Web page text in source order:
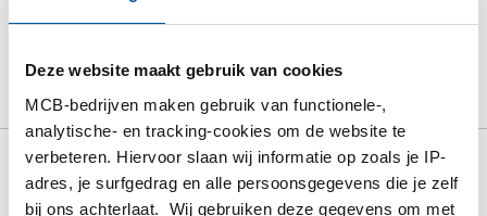
Deze website maakt gebruik van cookies
MCB-bedrijven maken gebruik van functionele-,
analytische- en tracking-cookies om de website te
verbeteren. Hiervoor slaan wij informatie op zoals je IP-
adres, je surfgedrag en alle persoonsgegevens die je zelf
bij ons achterlaat. Wij gebruiken deze gegevens om met
Downloads Specificaties
Bruto prijslijst: Rvs